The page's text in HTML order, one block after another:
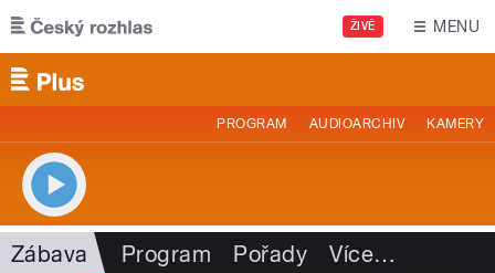
Přejít k hlavnímu obsahu
ŽIVĚ MENU
PROGRAM AUDIOARCHIV KAMERY
Zábava Program Pořady Více…